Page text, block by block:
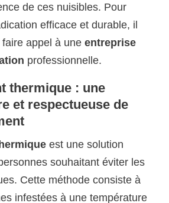
de ces nuisibles. Pour
efficace et durable, il
faire appel à uneentreprise
professionnelle.
thermique : une
et respectueuse de
est une solution
souhaitant éviter les
Cette méthode consiste à
infestées à une température